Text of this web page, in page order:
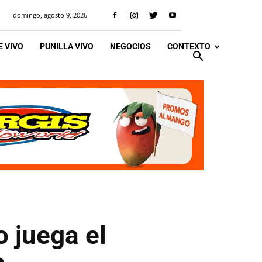
domingo, agosto 9, 2026
VIVO PUNILLA VIVO NEGOCIOS CONTEXTO
juega el